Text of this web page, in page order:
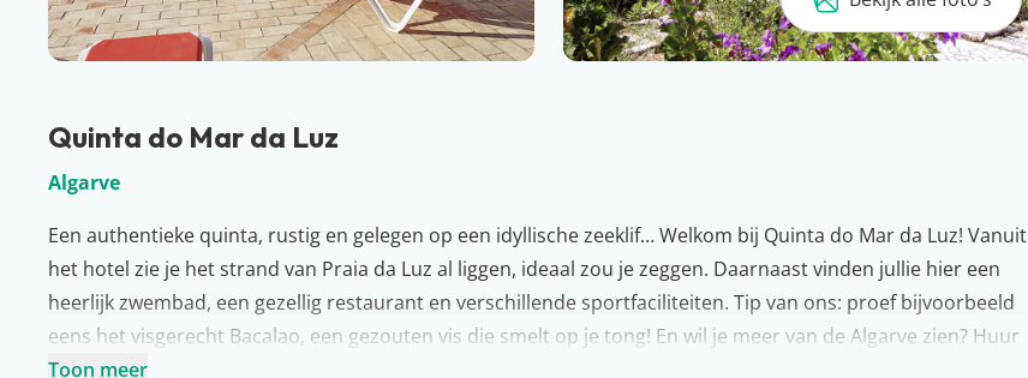
Quinta do Mar da Luz
Algarve
Een authentieke quinta, rustig en gelegen op een idyllische zeeklif… Welkom bij Quinta do Mar da Luz! Vanuit
het hotel zie je het strand van Praia da Luz al liggen, ideaal zou je zeggen. Daarnaast vinden jullie hier een
heerlijk zwembad, een gezellig restaurant en verschillende sportfaciliteiten. Tip van ons: proef bijvoorbeeld
eens het visgerecht Bacalao, een gezouten vis die smelt op je tong! En wil je meer van de Algarve zien? Huur
dan een auto en ontdek de verborgen parels van deze prachtge omgeving!
Toon meer